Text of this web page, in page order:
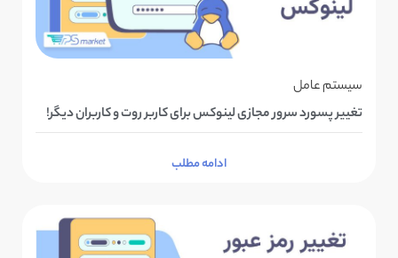
سیستم عامل
تغییر پسورد سرور مجازی لینوکس برای کاربر روت و کاربران دیگر!
ادامه مطلب